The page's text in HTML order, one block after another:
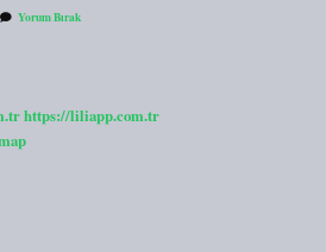
Yorum Bırak
https://liliapp.com.tr